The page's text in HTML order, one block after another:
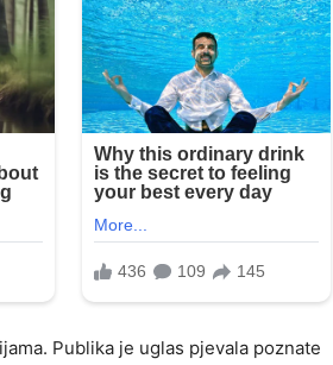
Publika je uglas pjevala poznate